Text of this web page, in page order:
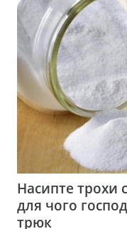
Насипте трохи
для чого
трюк